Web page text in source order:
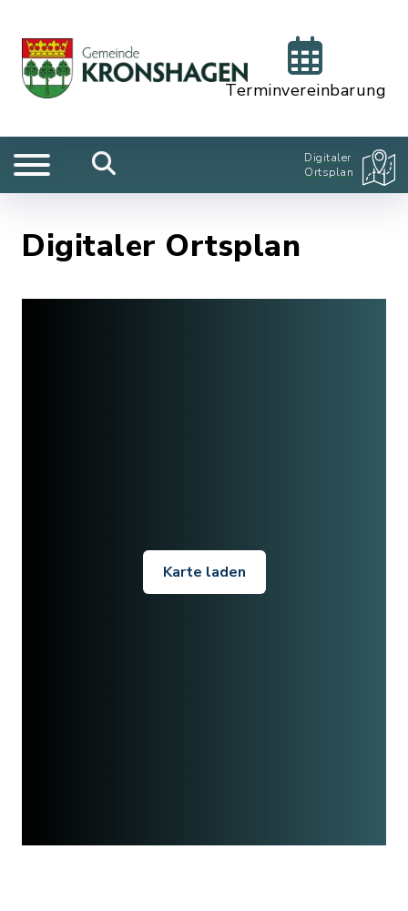
Terminvereinbarung
Digitaler
Ortsplan
Digitaler Ortsplan
Karte laden